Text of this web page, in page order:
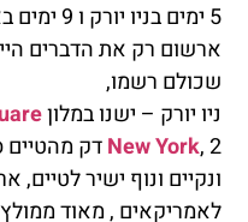
5 ימים בניו יורק ו 9 ימים באורלנדו, זוג עם ילד בן 9
ארשום רק את הדברים
שכולם רשמו,
ניו יורק – ישנו במלון
New York, 2 דק
ונקיים ונוף ישיר לטיים,
לאמריקאים , מאוד